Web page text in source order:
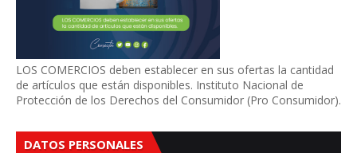
LOS COMERCIOS deben establecer en sus ofertas la cantidad
de artículos que están disponibles. Instituto Nacional de
Protección de los Derechos del Consumidor (Pro Consumidor).
DATOS PERSONALES